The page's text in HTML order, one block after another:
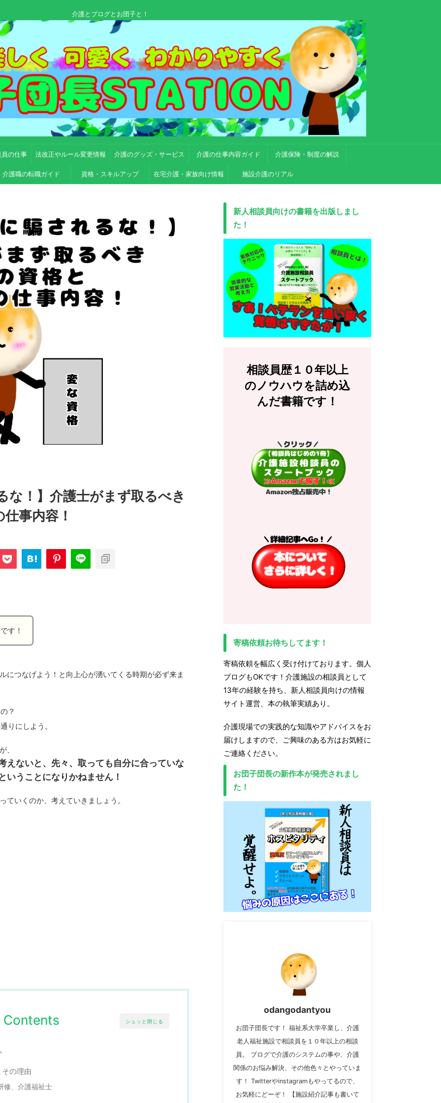
介護とブログとお団子と！
の仕事 法改正やルール変更情報 介護のグッズ・サービス 介護の仕事内容ガイド 介護保険・制度の解説
介護職の転職ガイド 資格・スキルアップ 在宅介護・家族向け情報 施設介護のリアル
な！】介護士がまず取るべき
事内容！
す！
につなげよう！と向上心が湧いてくる時期が必ず来ま
？
りにしよう。
、
えないと、先々、取っても自分に合っていな
いうことになりかねません！
ていくのか、考えていきましょう。
シュッと閉じる
Contents
の理由
修、介護福祉士
新人相談員向けの書籍を出版しまし
た！
相談員歴１０年以上
のノウハウを詰め込
んだ書籍です！
寄稿依頼お待ちしてます！
寄稿依頼を幅広く受け付けております。個人
ブログもOKです！介護施設の相談員として
13年の経験を持ち、新人相談員向けの情報
サイト運営、本の執筆実績あり。
介護現場での実践的な知識やアドバイスをお
届けしますので、ご興味のある方はお気軽に
ご連絡ください。
お団子団長の新作本が発売されまし
た！
odangodantyou
お団子団長です！ 福祉系大学卒業し、介護
老人福祉施設で相談員を１０年以上の相談
員。 ブログで介護のシステムの事や、介護
関係のお悩み解決、その他色々とやっていま
す！ Twitterやinstagramもやってるので、
お気軽にどーぞ！ 【施設紹介記事も書いて